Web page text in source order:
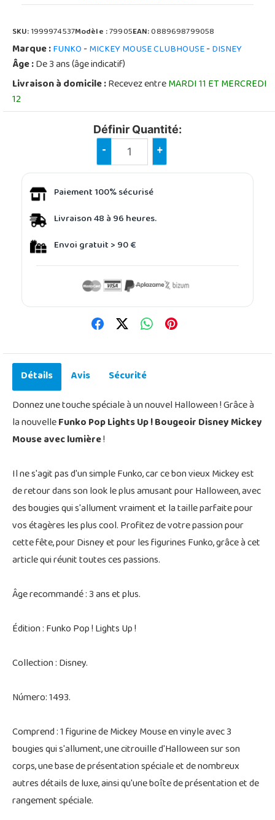
SKU:1999974537Modèle :79905EAN:0889698799058
Marque :FUNKO-MICKEY MOUSE CLUBHOUSE-DISNEY
Âge :De 3 ans (âge indicatif)
Livraison à domicile :Recevez entreMARDI 11 ET MERCREDI
12
Définir Quantité:
- +
Paiement 100% sécurisé
Livraison 48 à 96 heures.
Envoi gratuit > 90 €
Détails Avis
Sécurité
Donnez une touche spéciale à un nouvel Halloween ! Grâce à
la nouvelleFunko Pop Lights Up ! Bougeoir Disney Mickey
Mouse avec lumière!
Il ne s'agit pas d'un simple Funko, car ce bon vieux Mickey est
de retour dans son look le plus amusant pour Halloween, avec
des bougies qui s'allument vraiment et la taille parfaite pour
vos étagères les plus cool. Profitez de votre passion pour
cette fête, pour Disney et pour les figurines Funko, grâce à cet
article qui réunit toutes ces passions.
Âge recommandé : 3 ans et plus.
Édition : Funko Pop ! Lights Up !
Collection : Disney.
Número: 1493.
Comprend : 1 figurine de Mickey Mouse en vinyle avec 3
bougies qui s'allument, une citrouille d'Halloween sur son
corps, une base de présentation spéciale et de nombreux
autres détails de luxe, ainsi qu'une boîte de présentation et de
rangement spéciale.